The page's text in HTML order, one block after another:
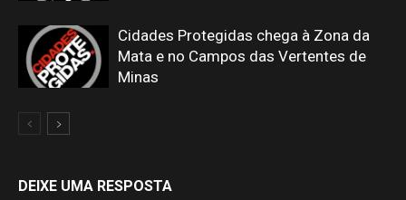
Cidades Protegidas chega à Zona da
Mata e no Campos das Vertentes de
Minas
DEIXE UMA RESPOSTA